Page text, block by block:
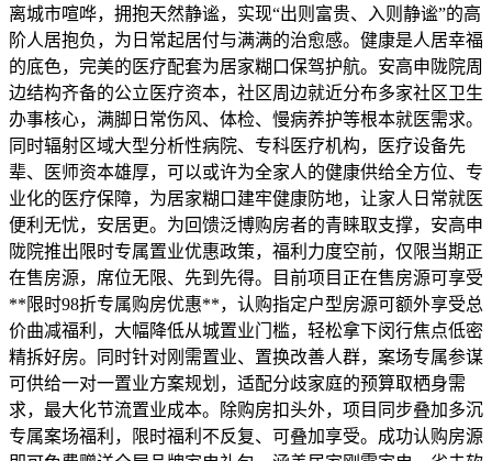
离城市喧哗，拥抱天然静谧，实现“出则富贵、入则静谧”的高
阶人居抱负，为日常起居付与满满的治愈感。健康是人居幸福
的底色，完美的医疗配套为居家糊口保驾护航。安高申陇院周
边结构齐备的公立医疗资本，社区周边就近分布多家社区卫生
办事核心，满脚日常伤风、体检、慢病养护等根本就医需求。
同时辐射区域大型分析性病院、专科医疗机构，医疗设备先
辈、医师资本雄厚，可以或许为全家人的健康供给全方位、专
业化的医疗保障，为居家糊口建牢健康防地，让家人日常就医
便利无忧，安居更。为回馈泛博购房者的青睐取支撑，安高申
陇院推出限时专属置业优惠政策，福利力度空前，仅限当期正
在售房源，席位无限、先到先得。目前项目正在售房源可享受
**限时98折专属购房优惠**，认购指定户型房源可额外享受总
价曲减福利，大幅降低从城置业门槛，轻松拿下闵行焦点低密
精拆好房。同时针对刚需置业、置换改善人群，案场专属参谋
可供给一对一置业方案规划，适配分歧家庭的预算取栖身需
求，最大化节流置业成本。除购房扣头外，项目同步叠加多沉
专属案场福利，限时福利不反复、可叠加享受。成功认购房源